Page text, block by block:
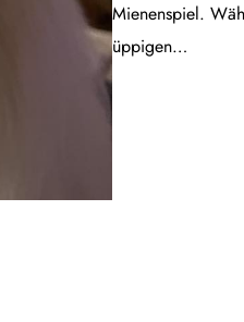
Mienenspiel.
üppigen…